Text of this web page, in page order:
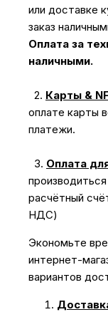
или доставке
заказ
Оплата за
наличными.
2. Карты &
оплате карты
платежи.
3. Оплата
расчётный
НДС)
Экономьте
интернет-
вариантов